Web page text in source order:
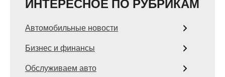
ИНТЕРЕСНОЕ ПО РУБРИКАМ
Автомобильные новости
Бизнес и финансы
Обслуживаем авто